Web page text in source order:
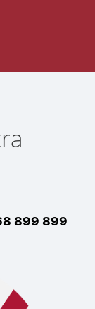
899 899